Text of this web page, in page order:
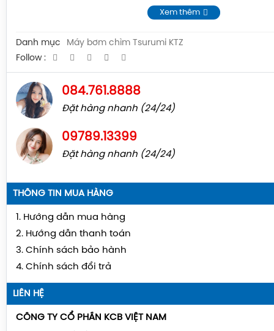
Xem thêm
Danh mục
Máy bơm chìm Tsurumi KTZ
Follow :
084.761.8888
Đặt hàng nhanh (24/24)
09789.13399
Đặt hàng nhanh (24/24)
THÔNG TIN MUA HÀNG
1. Hướng dẫn mua hàng
2. Hướng dẫn thanh toán
3. Chính sách bảo hành
4. Chính sách đổi trả
LIÊN HỆ
CÔNG TY CỔ PHẦN KCB VIỆT NAM